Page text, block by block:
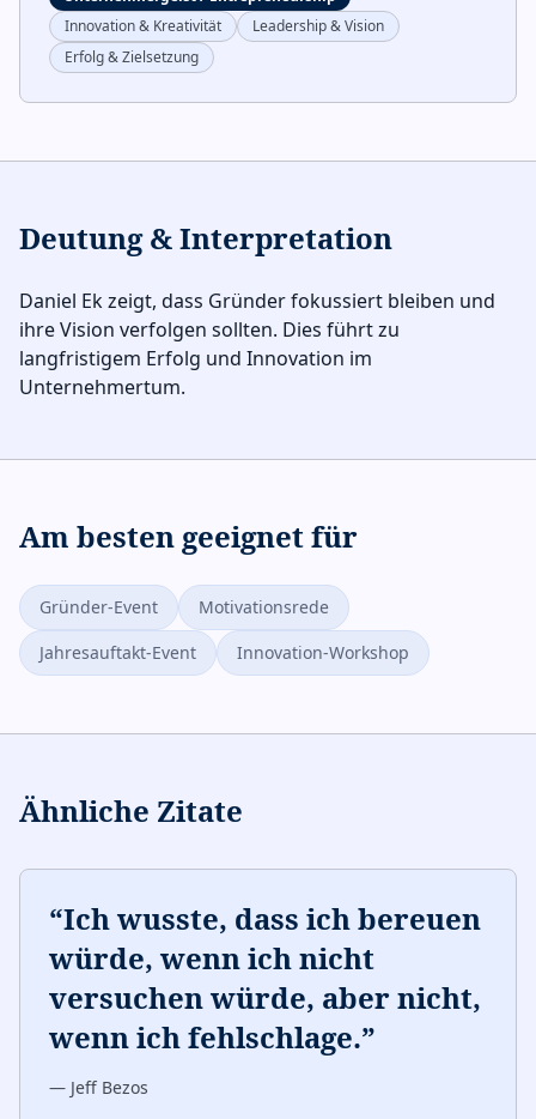
Innovation & Kreativität
Leadership & Vision
Erfolg & Zielsetzung
Deutung & Interpretation
Daniel Ek zeigt, dass Gründer fokussiert bleiben und
ihre Vision verfolgen sollten. Dies führt zu
langfristigem Erfolg und Innovation im
Unternehmertum.
Am besten geeignet für
Gründer-Event
Motivationsrede
Jahresauftakt-Event
Innovation-Workshop
Ähnliche Zitate
“Ich wusste, dass ich bereuen
würde, wenn ich nicht
versuchen würde, aber nicht,
wenn ich fehlschlage.”
— Jeff Bezos